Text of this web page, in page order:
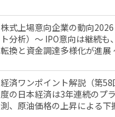
株式上場意向企業の動向
ト分析）～ IPO意向は継続も
転換と資金調達多様化が進展
経済ワンポイント解説（第
度の日本経済は3年連続のプ
測、原油価格の上昇による下